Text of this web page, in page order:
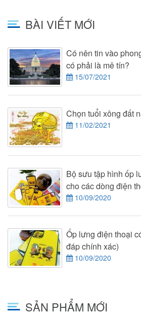
BÀI VIẾT MỚI
Có nên tin vào
có phải là mê tín?
15/07/2021
Chọn tuổi xông đất
11/02/2021
Bộ sưu tập hình ốp
cho các dòng điện
10/09/2020
Ốp lưng điện thoại
đáp chính xác)
10/09/2020
SẢN PHẨM MỚI